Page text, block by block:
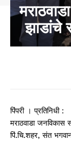
झाडांचे
पिंपरी । प्रतिनिधी :
मराठवाडा
पिं.चि.शहर, संत